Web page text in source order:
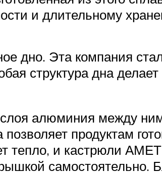
и длительному
дно. Эта компания
структура дна
слоя алюминия между
продуктам
тепло, и кастрюли
самостоятельно.